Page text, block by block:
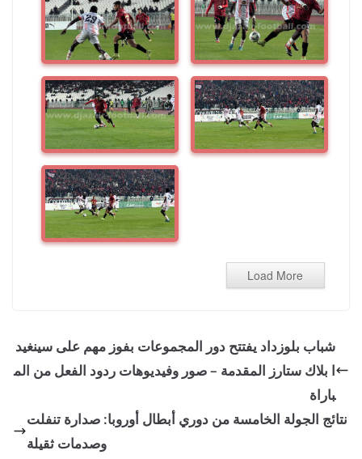
Load More
بلوزداد يفتتح دور المجموعات بفوز مهم على سينغيد
ستارز المقدمة – صور وفيديوهات ردود الفعل من الم
الجولة الخامسة من دوري أبطال أوروبا: صدارة تنفلت
وصدمات ثقيلة